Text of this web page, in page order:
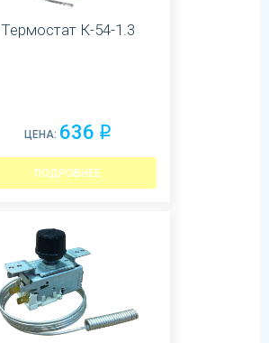
Термостат К-54-1.3
ЦЕНА: 636 q
ПОДРОБНЕЕ